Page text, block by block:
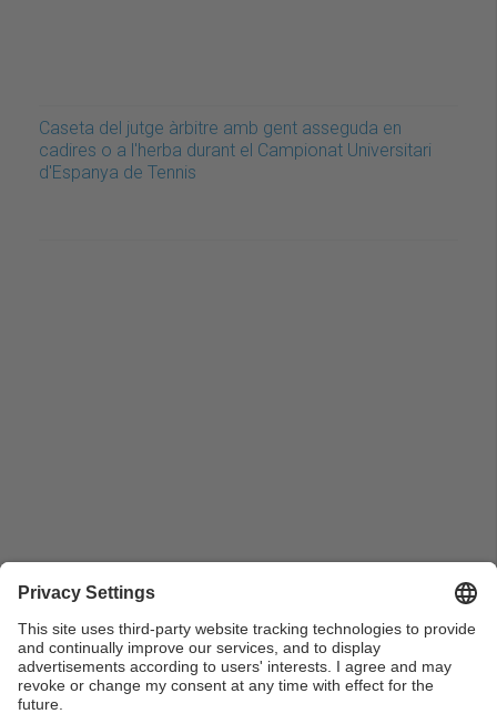
Caseta del jutge àrbitre amb gent asseguda en
cadires o a l'herba durant el Campionat Universitari
d'Espanya de Tennis
Estudiants de diferents universitats al costat de la
caseta del jutge àrbitre durant el Campionat
Universitari d'Espanya de Tennis